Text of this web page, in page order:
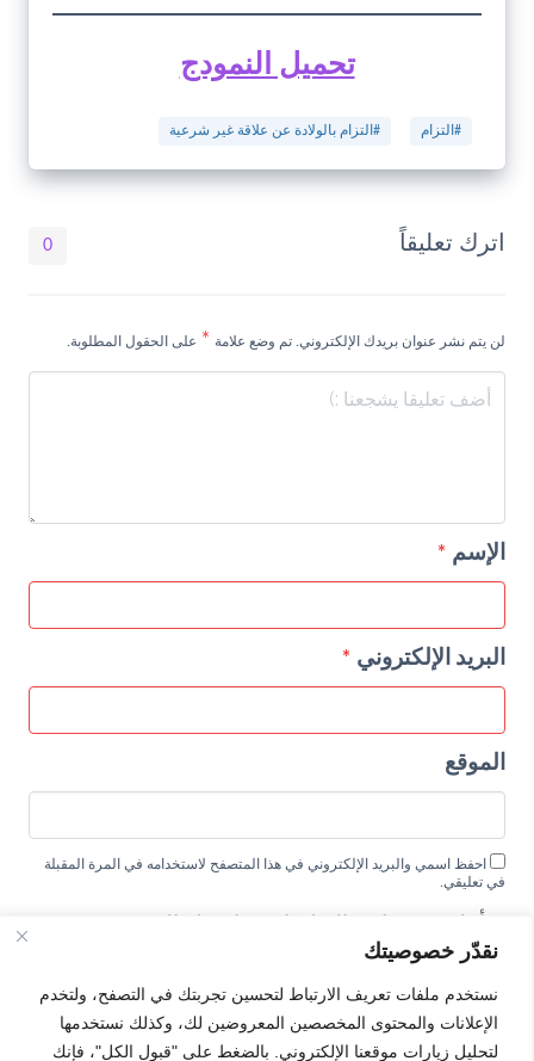
نقدّر خصوصيتك
نستخدم ملفات تعريف الارتباط لتحسين تجربتك في التصفح، ولتخدم
الإعلانات والمحتوى المخصصين المعروضين لك، وكذلك نستخدمها
لتحليل زيارات موقعنا الإلكتروني. بالضغط على "قبول الكل"، فإنك
تحميل النمودج
#التزام #التزام بالولادة عن علاقة غير شرعية
اترك تعليقاً 0
لن يتم نشر عنوان بريدك الإلكتروني. تم وضع علامة * على الحقول المطلوبة.
الإسم *
البريد الإلكتروني *
الموقع
احفظ اسمي والبريد الإلكتروني في هذا المتصفح لاستخدامه في المرة المقبلة
في تعليقي.
الإلكتروني.
أعلمني بالمواضيع الجديدة بواسطة البريد
الإلكتروني.